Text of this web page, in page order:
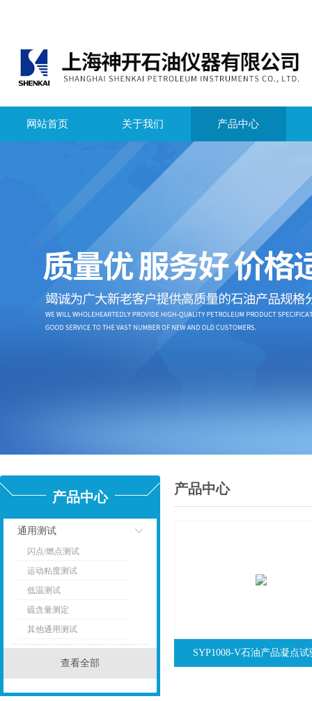
网站首页 关于我们 产品中心
产品中心
通用测试
闪点/燃点测试
运动粘度测试
低温测试
硫含量测定
其他通用测试
查看全部
产品中心
SYP1008-V石油产品凝点试